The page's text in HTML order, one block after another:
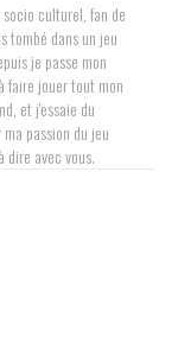
culturel, fan de
tombé dans un jeu
je passe mon
faire jouer tout mon
et j'essaie du
passion du jeu
dire avec vous.